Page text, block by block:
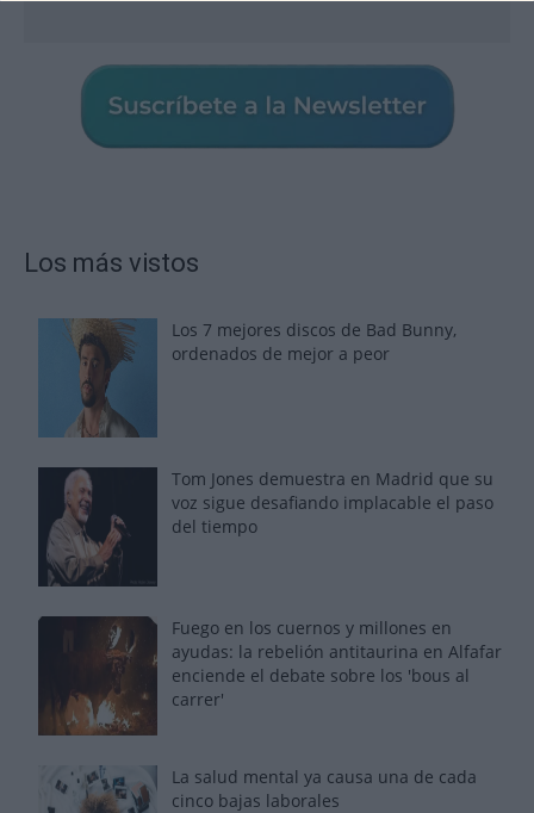
Los más vistos
Los 7 mejores discos de Bad Bunny,
ordenados de mejor a peor
Tom Jones demuestra en Madrid que su
voz sigue desafiando implacable el paso
del tiempo
Fuego en los cuernos y millones en
ayudas: la rebelión antitaurina en Alfafar
enciende el debate sobre los 'bous al
carrer'
La salud mental ya causa una de cada
cinco bajas laborales